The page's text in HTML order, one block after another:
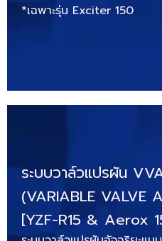
*เฉพาะรุ่น Exciter 150
ระบบวาล์วแปรผัน
(VARIABLE VALVE
[YZF-R15 & Aerox